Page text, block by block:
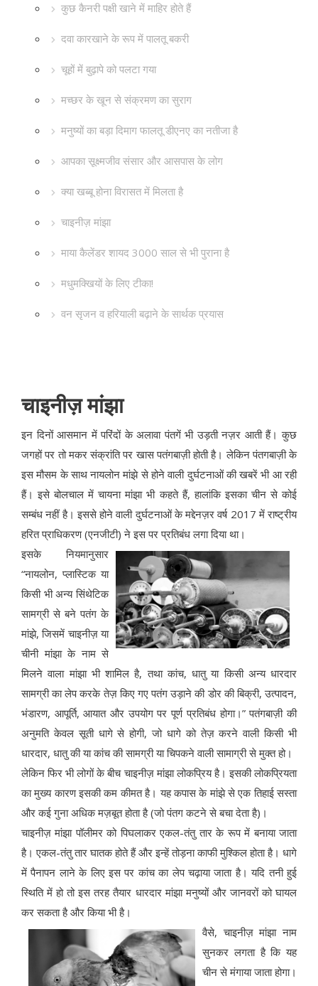
कुछ कैनरी पक्षी खाने में माहिर होते हैं
दवा कारखाने के रूप में पालतू बकरी
चूहों में बुढ़ापे को पलटा गया
मच्छर के खून से संक्रमण का सुराग
मनुष्यों का बड़ा दिमाग फालतू डीएनए का नतीजा है
आपका सूक्ष्मजीव संसार और आसपास के लोग
क्या खब्बू होना विरासत में मिलता है
चाइनीज़ मांझा
माया कैलेंडर शायद 3000 साल से भी पुराना है
मधुमक्खियों के लिए टीका!
वन सृजन व हरियाली बढ़ाने के सार्थक प्रयास
चाइनीज़ मांझा
इन दिनों आसमान में परिंदों के अलावा पंतगें भी उड़ती नज़र आती हैं। कुछ
जगहों पर तो मकर संक्रांति पर खास पतंगबाज़ी होती है। लेकिन पंतगबाज़ी के
इस मौसम के साथ नायलोन मांझे से होने वाली दुर्घटनाओं की खबरें भी आ रही
हैं। इसे बोलचाल में चायना मांझा भी कहते हैं, हालांकि इसका चीन से कोई
सम्बंध नहीं है। इससे होने वाली दुर्घटनाओं के मद्देनज़र वर्ष 2017 में राष्ट्रीय
हरित प्राधिकरण (एनजीटी) ने इस पर प्रतिबंध लगा दिया था।
इसके नियमानुसार
“नायलोन, प्लास्टिक या
किसी भी अन्य सिंथेटिक
सामग्री से बने पतंग के
मांझे, जिसमें चाइनीज़ या
चीनी मांझा के नाम से
मिलने वाला मांझा भी शामिल है, तथा कांच, धातु या किसी अन्य धारदार
सामग्री का लेप करके तेज़ किए गए पतंग उड़ाने की डोर की बिक्री, उत्पादन,
भंडारण, आपूर्ति, आयात और उपयोग पर पूर्ण प्रतिबंध होगा।” पतंगबाज़ी की
अनुमति केवल सूती धागे से होगी, जो धागे को तेज़ करने वाली किसी भी
धारदार, धातु की या कांच की सामग्री या चिपकने वाली सामाग्री से मुक्त हो।
लेकिन फिर भी लोगों के बीच चाइनीज़ मांझा लोकप्रिय है। इसकी लोकप्रियता
का मुख्य कारण इसकी कम कीमत है। यह कपास के मांझे से एक तिहाई सस्ता
और कई गुना अधिक मज़बूत होता है (जो पंतग कटने से बचा देता है)।
चाइनीज़ मांझा पॉलीमर को पिघलाकर एकल-तंतु तार के रूप में बनाया जाता
है। एकल-तंतु तार घातक होते हैं और इन्हें तोड़ना काफी मुश्किल होता है। धागे
में पैनापन लाने के लिए इस पर कांच का लेप चढ़ाया जाता है। यदि तनी हुई
स्थिति में हो तो इस तरह तैयार धारदार मांझा मनुष्यों और जानवरों को घायल
कर सकता है और किया भी है।
वैसे, चाइनीज़ मांझा नाम
सुनकर लगता है कि यह
चीन से मंगाया जाता होगा।